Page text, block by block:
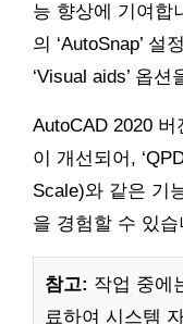
능 향상에 기여합
의 ‘AutoSnap’ 설
‘Visual aids’ 옵
AutoCAD 2020 버
이 개선되어,
Scale)와 같은 기
을 경험할 수 있습
참고: 작업 중에
료하여 시스템